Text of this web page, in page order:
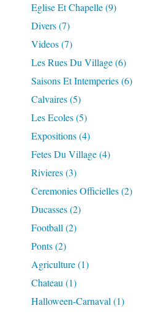
Eglise Et Chapelle(9)
Divers(7)
Videos(7)
Les Rues Du Village(6)
Saisons Et Intemperies(6)
Calvaires(5)
Les Ecoles(5)
Expositions(4)
Fetes Du Village(4)
Rivieres(3)
Ceremonies Officielles(2)
Ducasses(2)
Football (2)
Ponts(2)
Agriculture(1)
Chateau (1)
Halloween-Carnaval (1)